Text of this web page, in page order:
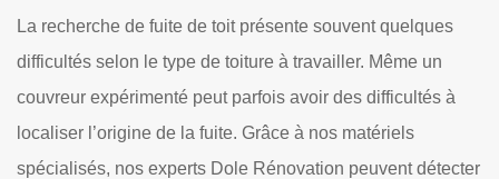
La recherche de fuite de toit présente souvent quelques
difficultés selon le type de toiture à travailler. Même un
couvreur expérimenté peut parfois avoir des difficultés à
localiser l’origine de la fuite. Grâce à nos matériels
spécialisés, nos experts Dole Rénovation peuvent détecter